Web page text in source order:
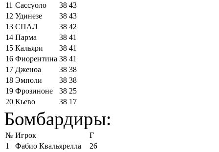
11 Сассуоло 38 43
12 Удинезе 38 43
13 СПАЛ 38 42
14 Парма 38 41
15 Кальяри 38 41
16 Фиорентина 38 41
17 Дженоа 38 38
18 Эмполи 38 38
19 Фрозиноне 38 25
20 Кьево 38 17
Бомбардиры:
№ Игрок
Г
1
Фабио Квальярелла
26